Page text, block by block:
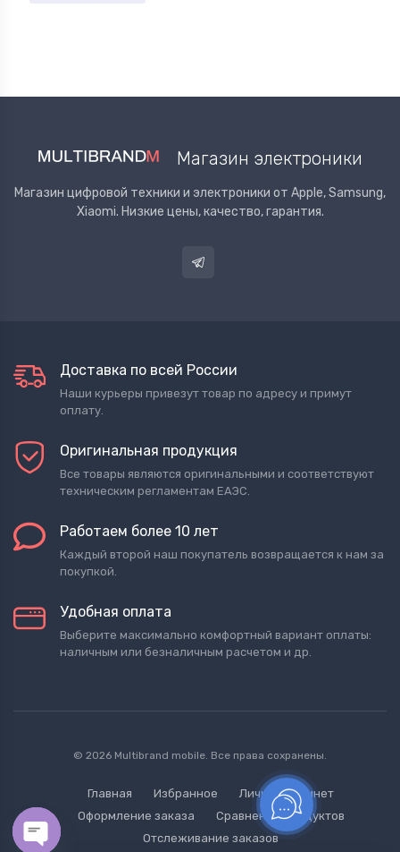
Магазин электроники
Магазин цифровой техники и электроники от Apple, Samsung,
Xiaomi. Низкие цены, качество, гарантия.
Доставка по всей России
Наши курьеры привезут товар по адресу и примут
оплату.
Оригинальная продукция
Все товары являются оригинальными и соответствуют
техническим регламентам ЕАЭС.
Работаем более 10 лет
Каждый второй наш покупатель возвращается к нам за
покупкой.
Удобная оплата
Выберите максимально комфортный вариант оплаты:
наличным или безналичным расчетом и др.
© 2026 Multibrand mobile. Все права сохранены.
Главная Избранное
Личный кабинет
Оформление заказа
Сравнение продуктов
Отслеживание заказов